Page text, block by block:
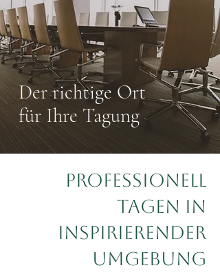
Der richtige Ort
für Ihre Tagung
Professionell
tagen in
inspirierender
Umgebung